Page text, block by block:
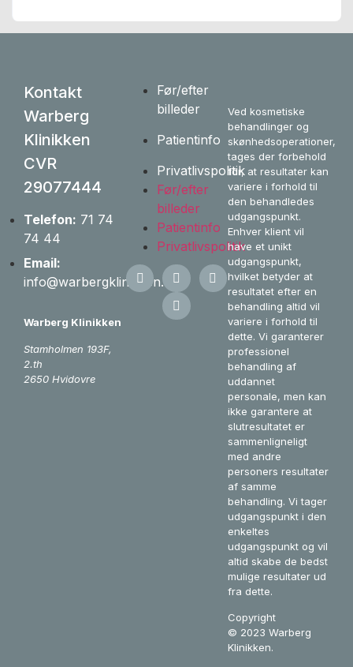
Kontakt
Warberg
Klinikken
CVR
29077444
Telefon: 71 74
74 44
Email:
info@warbergklinikken.dk
Warberg Klinikken
Stamholmen 193F,
2.th
2650 Hvidovre
Før/efter
billeder
Patientinfo
Privatlivspolitik
Før/efter
billeder
Patientinfo
Privatlivspolitik
Ved kosmetiske
behandlinger og
skønhedsoperationer,
tages der forbehold
for, at resultater kan
variere i forhold til
den behandledes
udgangspunkt.
Enhver klient vil
have et unikt
udgangspunkt,
hvilket betyder at
resultatet efter en
behandling altid vil
variere i forhold til
dette. Vi garanterer
professionel
behandling af
uddannet
personale, men kan
ikke garantere at
slutresultatet er
sammenligneligt
med andre
personers resultater
af samme
behandling. Vi tager
udgangspunkt i den
enkeltes
udgangspunkt og vil
altid skabe de bedst
mulige resultater ud
fra dette.
Copyright
© 2023 Warberg
Klinikken.